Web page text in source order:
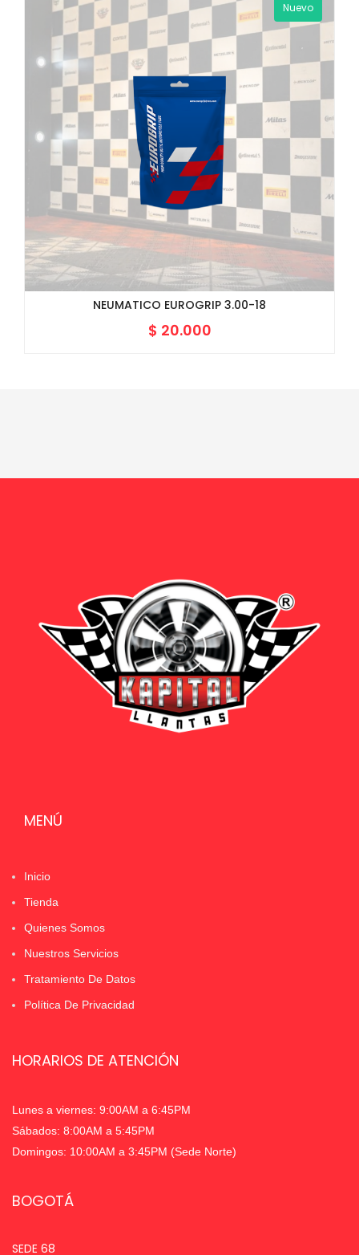
Nuevo
NEUMATICO EUROGRIP 3.00-18
$ 20.000
MENÚ
Inicio
Tienda
Quienes Somos
Nuestros Servicios
Tratamiento De Datos
Política De Privacidad
HORARIOS DE ATENCIÓN
Lunes a viernes: 9:00AM a 6:45PM
Sábados: 8:00AM a 5:45PM
Domingos: 10:00AM a 3:45PM (Sede Norte)
BOGOTÁ
SEDE 68